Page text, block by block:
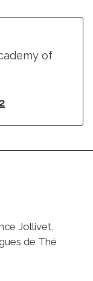
of
Jollivet,
de Thé